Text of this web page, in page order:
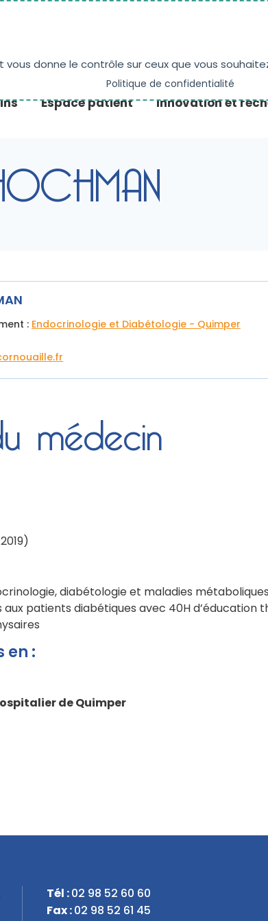
Espace patient Innovation et
: Endocrinologie et Diabétologie - Quimper
médecin
diabétologie et maladies métaboliques
patients diabétiques avec 40H d’éducation
en :
de Quimper
Tél : 02 98 52 60 60
Fax : 02 98 52 61 45
vous donne le contrôle sur ceux que vous
Politique de confidentialité